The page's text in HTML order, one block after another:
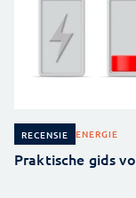
RECENSIE ENERGIE
Praktische gids